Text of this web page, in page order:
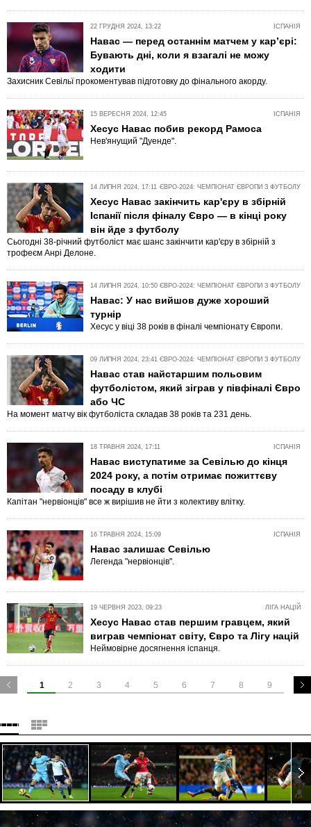
ІСПАНІЯ
22 ГРУДНЯ 2024, 13:22
Навас — перед останнім матчем у кар’єрі:
Бувають дні, коли я взагалі не можу
ходити
Захисник Севільї прокоментував підготовку до фінального акорду.
ІСПАНІЯ
15 ВЕРЕСНЯ 2024, 12:45
Хесус Навас побив рекорд Рамоса
Нев'янущий "Дуенде".
ЄВРО-2024: ЧЕМПІОНАТ ЄВРОПИ З ФУТБОЛУ
14 ЛИПНЯ 2024, 17:11
Хесус Навас закінчить кар'єру в збірній
Іспанії після фіналу Євро — в кінці року
він йде з футболу
Сьогодні 38-річний футболіст має шанс закінчити кар'єру в збірній з
трофеєм Анрі Делоне.
ЄВРО-2024: ЧЕМПІОНАТ ЄВРОПИ З ФУТБОЛУ
14 ЛИПНЯ 2024, 10:50
Навас: У нас вийшов дуже хороший
турнір
Хесус у віці 38 років в фіналі чемпіонату Європи.
ЄВРО-2024: ЧЕМПІОНАТ ЄВРОПИ З ФУТБОЛУ
09 ЛИПНЯ 2024, 23:41
Навас став найстаршим польовим
футболістом, який зіграв у півфіналі Євро
або ЧС
На момент матчу вік футболіста складав 38 років та 231 день.
ІСПАНІЯ
18 ТРАВНЯ 2024, 17:11
Навас виступатиме за Севілью до кінця
2024 року, а потім отримає пожиттєву
посаду в клубі
Капітан "нервіонців" все ж вирішив не йти з колективу влітку.
ІСПАНІЯ
16 ТРАВНЯ 2024, 15:09
Навас залишає Севілью
Легенда "нервіонців".
ЛІГА НАЦІЙ
19 ЧЕРВНЯ 2023, 09:23
Хесус Навас став першим гравцем, який
виграв чемпіонат світу, Євро та Лігу націй
Неймовірне досягнення іспанця.
1 2 3 4 5 6 7 8 9